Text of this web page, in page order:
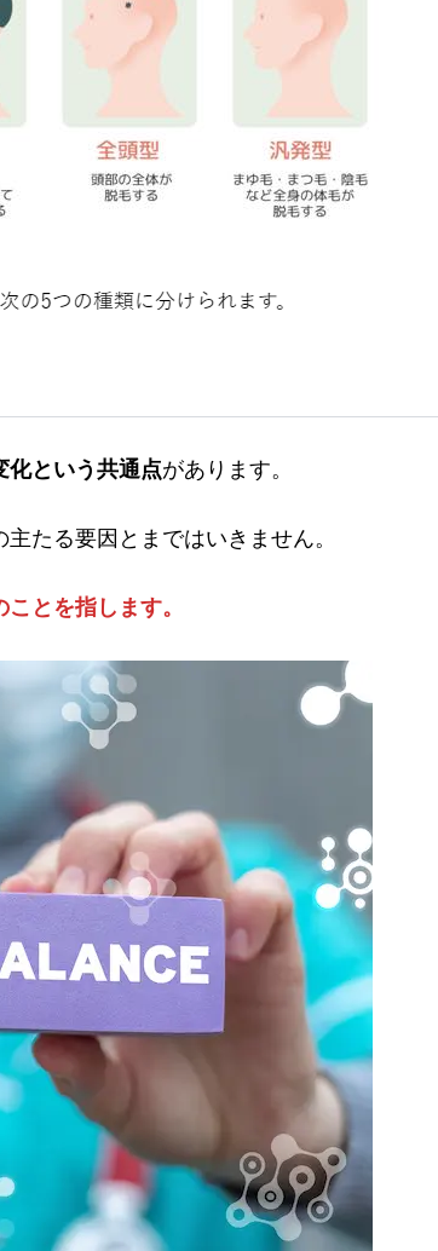
化という共通点があります。
たる要因とまではいきません。
とを指します。